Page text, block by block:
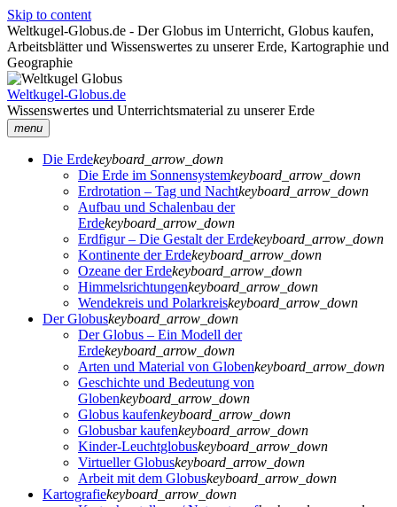
Skip to content
Weltkugel-Globus.de - Der Globus im Unterricht, Globus kaufen,
Arbeitsblätter und Wissenswertes zu unserer Erde, Kartographie und
Geographie
Weltkugel-Globus.de
Wissenswertes und Unterrichtsmaterial zu unserer Erde
menu
Die Erdekeyboard_arrow_down
Die Erde im Sonnensystemkeyboard_arrow_down
Erdrotation – Tag und Nachtkeyboard_arrow_down
Aufbau und Schalenbau der
Erdekeyboard_arrow_down
Erdfigur – Die Gestalt der Erdekeyboard_arrow_down
Kontinente der Erdekeyboard_arrow_down
Ozeane der Erdekeyboard_arrow_down
Himmelsrichtungenkeyboard_arrow_down
Wendekreis und Polarkreiskeyboard_arrow_down
Der Globuskeyboard_arrow_down
Der Globus – Ein Modell der
Erdekeyboard_arrow_down
Arten und Material von Globenkeyboard_arrow_down
Geschichte und Bedeutung von
Globenkeyboard_arrow_down
Globus kaufenkeyboard_arrow_down
Globusbar kaufenkeyboard_arrow_down
Kinder-Leuchtglobuskeyboard_arrow_down
Virtueller Globuskeyboard_arrow_down
Arbeit mit dem Globuskeyboard_arrow_down
Kartografiekeyboard_arrow_down